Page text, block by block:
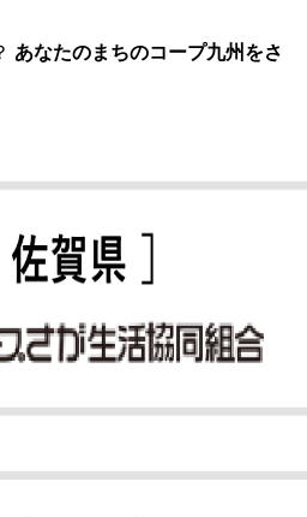
あなたのまちのコープ九州をさ